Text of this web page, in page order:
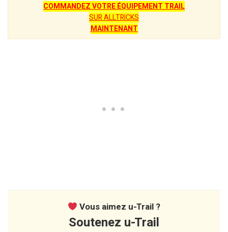
COMMANDEZ VOTRE ÉQUIPEMENT TRAIL
SUR ALLTRICKS
MAINTENANT
Vous aimez u-Trail ?
Soutenez u-Trail